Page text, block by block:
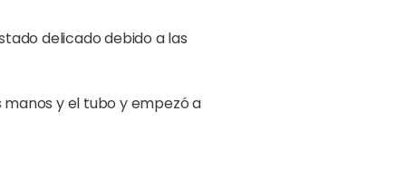
delicadodebido a las
y el tubo y empezó a